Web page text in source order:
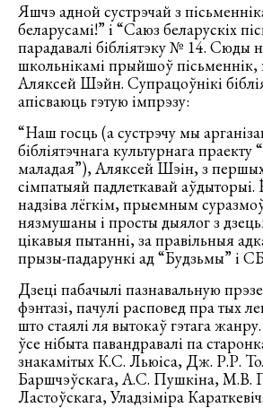
Яшчэ адной сустрэчай з
беларусамі!” і “Саюз беларускіх
парадавалі бібліятэку № 14. Сюды
школьнікамі прыйшоў пісьменнік,
Аляксей Шэйн. Супрацоўнікі
апісваюць гэтую імпрэзу:
“Наш госць (а сустрэчу мы
бібліятэчнага культурнага праекту
маладая”), Аляксей Шэін, з першых
сімпатыяй падлеткавай аўдыторыі.
надзіва лёгкім, прыемным
нязмушаны і просты дыялог з
цікавыя пытанні, за правільныя
прызы-падарункі ад “Будзьмы” і
Дзеці пабачылі пазнавальную
фэнтазі, пачулі расповед пра тых
што стаялі ля вытокаў гэтага
ўсе нібыта павандравалі па
знакамітых К.С. Льюіса, Дж. Р.Р.
Баршчэўскага, А.С. Пушкіна, М.В.
Ластоўскага, Уладзіміра